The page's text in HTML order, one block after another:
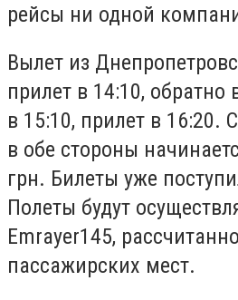
рейсы ни одной
Вылет из
прилет в 14:10, обратно
в 15:10, прилет в 16:20.
в обе стороны
грн. Билеты уже
Полеты будут
Emrayer145,
пассажирских мест.